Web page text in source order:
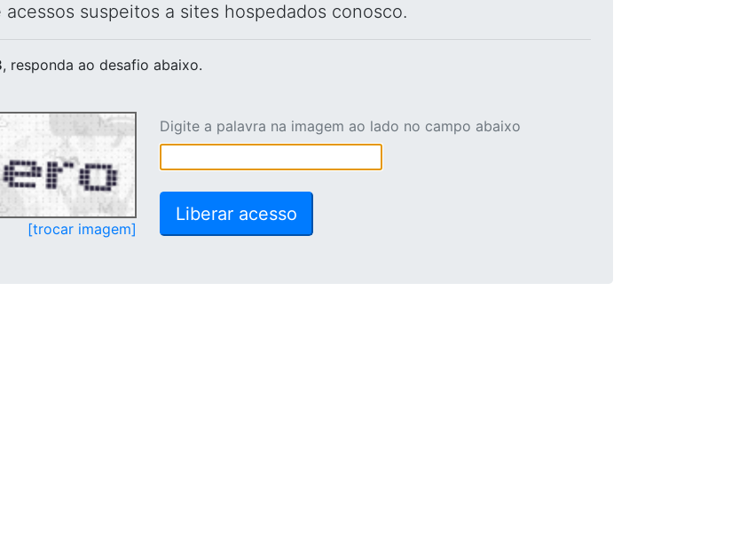
suspeitos a sites hospedados conosco.
, responda ao desafio abaixo.
[trocar imagem]
Digite a palavra na imagem ao lado no campo abaixo